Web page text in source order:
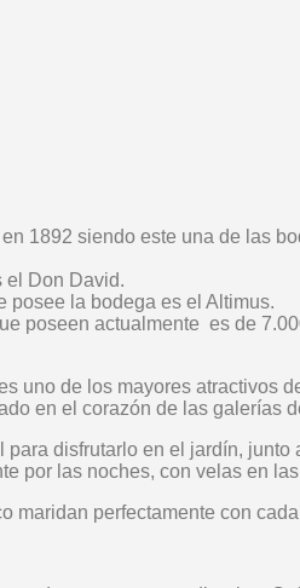
1892 siendo este una de las
el Don David.
posee la bodega es el Altimus.
poseen actualmente es de
uno de los mayores atractivos
en el corazón de las galerías
para disfrutarlo en el jardín,
por las noches, con velas en
maridan perfectamente con